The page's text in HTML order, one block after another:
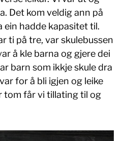
Det kom veldig ann på
ein hadde kapasitet til.
ti på tre, var skulebussen
å kle barna og gjere dei
barn som ikkje skule dra
for å bli igjen og leike
tom får vi tillating til og